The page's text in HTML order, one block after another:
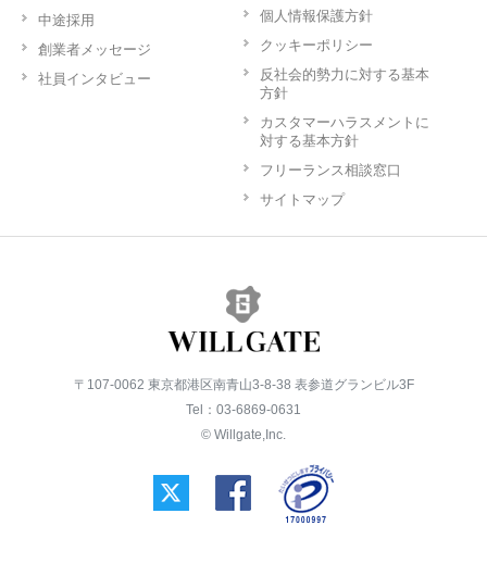
中途採用
創業者メッセージ
社員インタビュー
個人情報保護方針
クッキーポリシー
反社会的勢力に対する基本
方針
カスタマーハラスメントに
対する基本方針
フリーランス相談窓口
サイトマップ
〒107-0062 東京都港区南青山3-8-38 表参道グランビル3F
Tel：03-6869-0631
© Willgate,Inc.